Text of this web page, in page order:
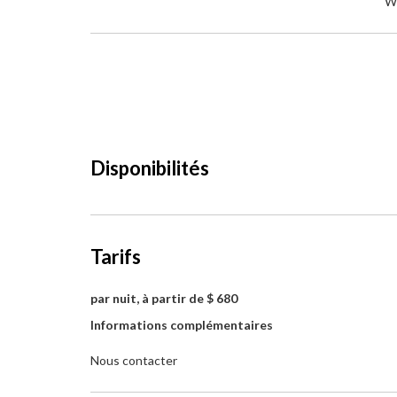
Disponibilités
Tarifs
par nuit, à partir de $ 680
Informations complémentaires
Nous contacter